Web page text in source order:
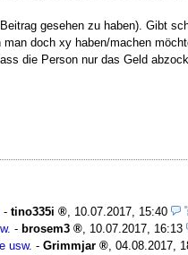
gesehen zu haben). Gibt
doch xy haben/machen
die Person nur das Geld
- tino335i , 10.07.2017, 15:40
- brosem3 , 10.07.2017, 16:13
usw. - Grimmjar , 04.08.2017,